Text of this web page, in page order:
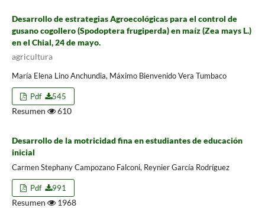
Desarrollo de estrategias Agroecológicas para el control de
gusano cogollero (Spodoptera frugiperda) en maíz (Zea mays L.)
en el Chial, 24 de mayo.
agricultura
María Elena Lino Anchundia, Máximo Bienvenido Vera Tumbaco
Pdf 545
Resumen 610
Desarrollo de la motricidad fina en estudiantes de educación
inicial
Carmen Stephany Campozano Falconi, Reynier García Rodríguez
Pdf 991
Resumen 1968